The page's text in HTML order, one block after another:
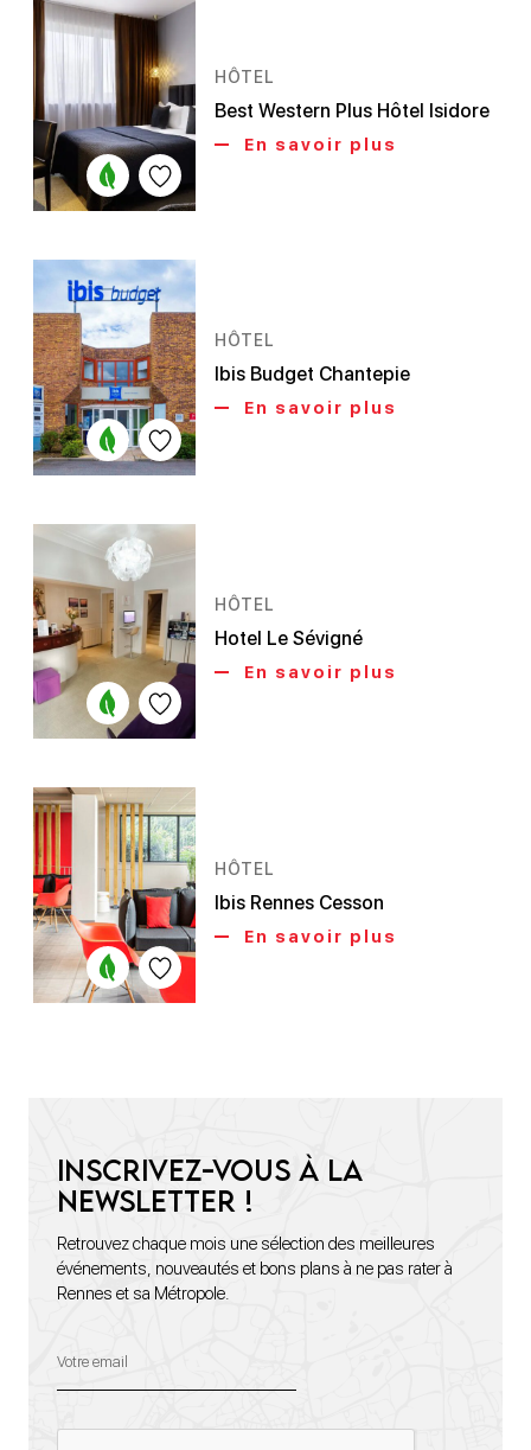
HÔTEL
Best Western Plus Hôtel Isidore
En savoir plus
HÔTEL
Ibis Budget Chantepie
En savoir plus
HÔTEL
Hotel Le Sévigné
En savoir plus
HÔTEL
Ibis Rennes Cesson
En savoir plus
Inscrivez-vous à la
newsletter !
Retrouvez chaque mois une sélection des meilleures
événements, nouveautés et bons plans à ne pas rater à
Rennes et sa Métropole.